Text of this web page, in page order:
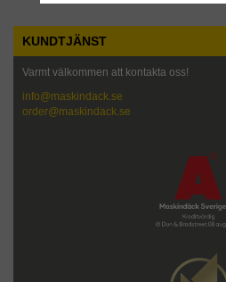
KUNDTJÄNST
Varmt välkommen att kontakta oss!
info@maskindack.se
order@maskindack.se